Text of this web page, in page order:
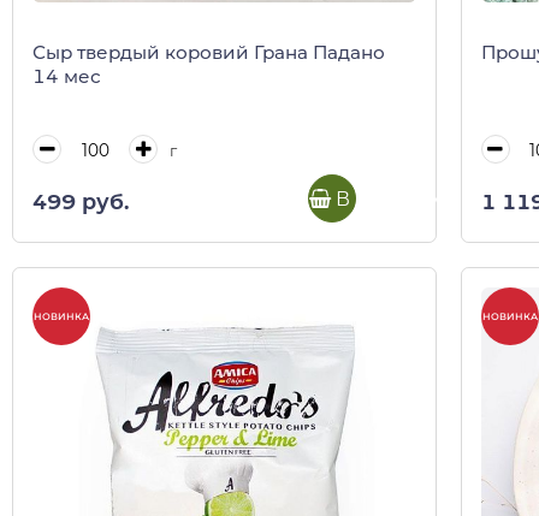
Сыр твердый коровий Грана Падано
14 мес
г
499 руб. В корзину 1
НОВИНКА НОВИНКА